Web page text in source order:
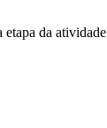
etapa da